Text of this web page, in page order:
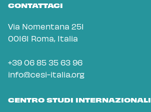
CONTATTACI
Via Nomentana 251
00161 Roma, Italia
+39 06 85 35 63 96
info@cesi-italia.org
CENTRO STUDI INTERNAZIONALI